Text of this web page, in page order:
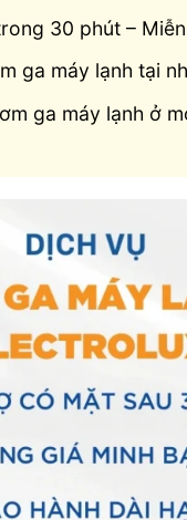
30 phút –
ga máy lạnh tại
ga máy lạnh ở